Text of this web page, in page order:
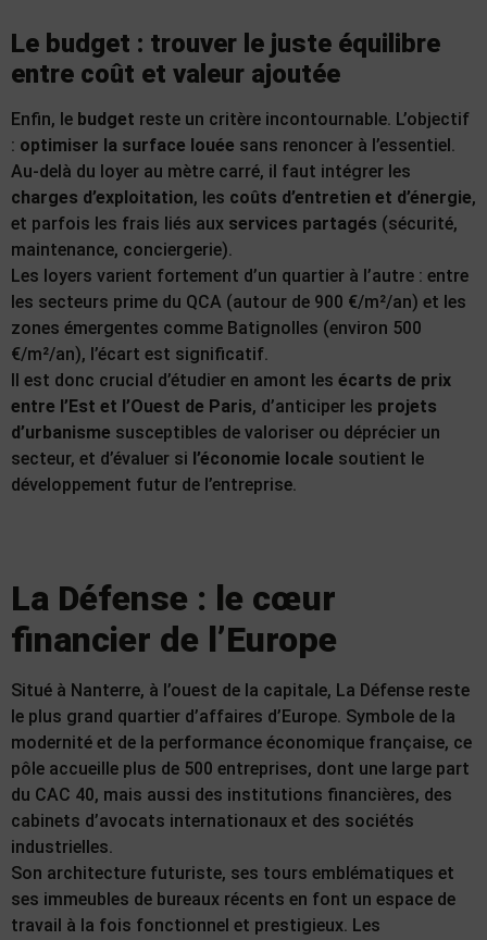
Le budget : trouver le juste équilibre
entre coût et valeur ajoutée
Enfin, le budget reste un critère incontournable. L’objectif
: optimiser la surface louée sans renoncer à l’essentiel.
Au-delà du loyer au mètre carré, il faut intégrer les
charges d’exploitation, les coûts d’entretien et d’énergie,
et parfois les frais liés aux services partagés (sécurité,
maintenance, conciergerie).
Les loyers varient fortement d’un quartier à l’autre : entre
les secteurs prime du QCA (autour de 900 €/m²/an) et les
zones émergentes comme Batignolles (environ 500
€/m²/an), l’écart est significatif.
Il est donc crucial d’étudier en amont les écarts de prix
entre l’Est et l’Ouest de Paris, d’anticiper les projets
d’urbanisme susceptibles de valoriser ou déprécier un
secteur, et d’évaluer si l’économie locale soutient le
développement futur de l’entreprise.
La Défense : le cœur
financier de l’Europe
Situé à Nanterre, à l’ouest de la capitale, La Défense reste
le plus grand quartier d’affaires d’Europe. Symbole de la
modernité et de la performance économique française, ce
pôle accueille plus de 500 entreprises, dont une large part
du CAC 40, mais aussi des institutions financières, des
cabinets d’avocats internationaux et des sociétés
industrielles.
Son architecture futuriste, ses tours emblématiques et
ses immeubles de bureaux récents en font un espace de
travail à la fois fonctionnel et prestigieux. Les